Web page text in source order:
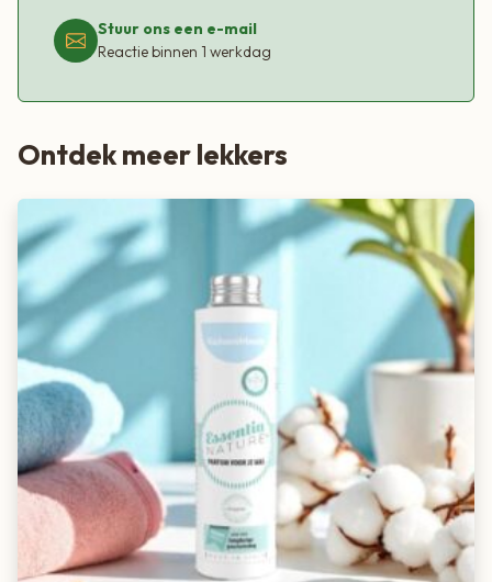
Stuur ons een e-mail
Reactie binnen 1 werkdag
Ontdek meer lekkers